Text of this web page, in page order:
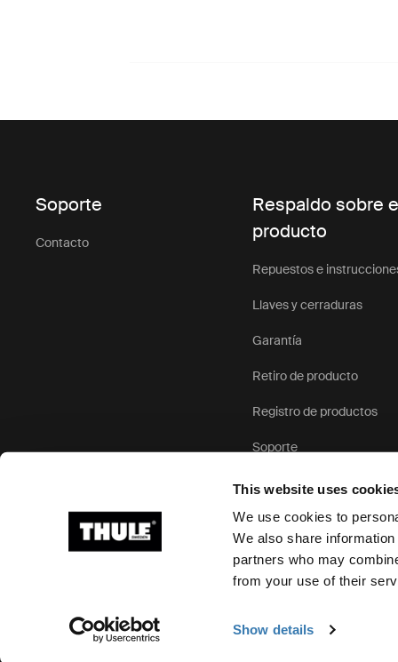
This website uses
We use cookies to
We also share
partners who may
from your use of their
Show details
Soporte
Contacto
Respaldo sobre
producto
Repuestos e
Llaves y cerraduras
Garantía
Retiro de producto
Registro de productos
Soporte
Ⓒ 2026 Thule Group Todos los derechos reservados